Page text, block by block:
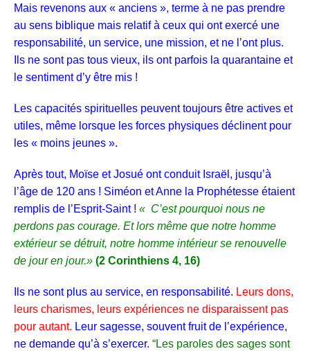
Mais revenons aux « anciens », terme à ne pas prendre
au sens biblique mais relatif à ceux qui ontexercé une
responsabilité, un service, une mission, et ne l’ont plus.
Ils ne sont pas tous vieux, i ls ont parfois la quarantaine et
le sentiment d’y être mis !
Les capacités spirituelles peuvent toujours être actives et
utiles, même lorsque les forces physiques déclinent pour
les « moins jeunes ».
Après tout, Moïse et Josué ont conduit Israël, jusqu’à
l’âge de 120 ans ! Siméon et Anne la Prophétesse étaient
remplis de l’Esprit-Saint ! « C’est pourquoi nous ne
perdons pas courage. Et lors même que notre homme
extérieur se détruit, notre homme intérieur se renouvelle
de jour en jour.» (2 Corinthiens 4, 16)
Ils ne sont plus au service, en responsabilité. Leurs dons,
leurs charismes, leurs expériences ne disparaissent pas
pour autant. Leur sagesse, souvent fruit de l’expérience,
ne demande qu’à s’exercer. “Les paroles des sages sont